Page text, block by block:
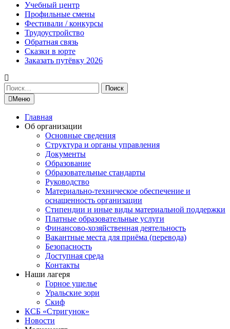
Учебный центр
Профильные смены
Фестивали / конкурсы
Трудоустройство
Обратная связь
Сказки в юрте
Заказать путёвку 2026
Найти:
Меню
Главная
Об организации
Основные сведения
Структура и органы управления
Документы
Образование
Образовательные стандарты
Руководство
Материально-техническое обеспечение и
оснащенность организации
Стипендии и иные виды материальной поддержки
Платные образовательные услуги
Финансово-хозяйственная деятельность
Вакантные места для приёма (перевода)
Безопасность
Доступная среда
Контакты
Наши лагеря
Горное ущелье
Уральские зори
Скиф
КСБ «Стригунок»
Новости